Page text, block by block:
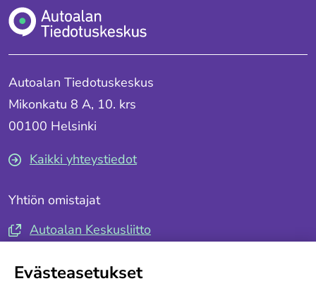
Autoalan Tiedotuskeskus
Mikonkatu 8 A, 10. krs
00100 Helsinki
Kaikki yhteystiedot
Yhtiön omistajat
Autoalan Keskusliitto
Evästeasetukset